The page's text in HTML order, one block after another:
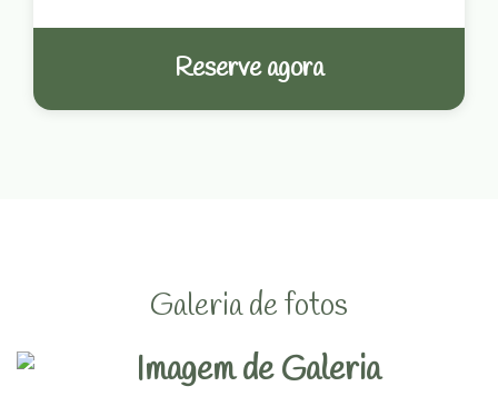
Reserve agora
Galeria de fotos